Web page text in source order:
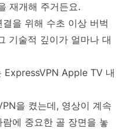
재개해 주거든요.
을 위해 수초 이상 버벅
기술적 깊이가 얼마나 대
ExpressVPN Apple TV 내
을 켰는데, 영상이 계속
에 중요한 골 장면을 놓